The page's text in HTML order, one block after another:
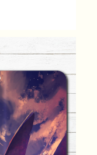
れ ノスタル
6/6s/7/
ース 個性
ター 絵師 ク
イン グッズ タ